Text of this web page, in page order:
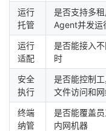
运行
托管
是否支持多
Agent并发运
运行
适配
是否能接入
时
安全
执行
是否能控制工
文件访问和
终端
纳管
是否能覆盖
内网机器